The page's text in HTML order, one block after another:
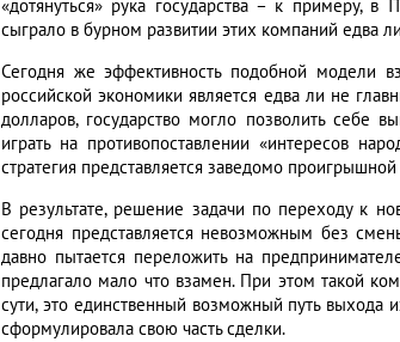
«дотянуться» рука государства – к примеру, в
сыграло в бурном развитии этих компаний едва
Сегодня же эффективность подобной модели
российской экономики является едва ли не
долларов, государство могло позволить себе
играть на противопоставлении «интересов
стратегия представляется заведомо
В результате, решение задачи по переходу к
сегодня представляется невозможным без
давно пытается переложить на
предлагало мало что взамен. При этом такой
сути, это единственный возможный путь выхода
сформулировала свою часть сделки.